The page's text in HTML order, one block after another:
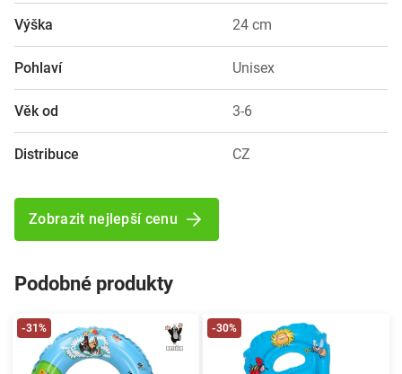
Výška 24 cm
Pohlaví Unisex
Věk od 3-6
Distribuce CZ
Zobrazit nejlepší cenu
Podobné produkty
-31% -30%